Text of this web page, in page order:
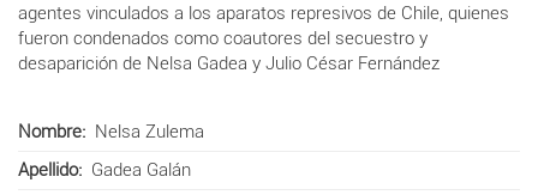
agentes vinculados a los aparatos represivos de Chile, quienes
fueron condenados como coautores del secuestro y
desaparición de Nelsa Gadea y Julio César Fernández
Nombre
Nelsa Zulema
Apellido
Gadea Galán